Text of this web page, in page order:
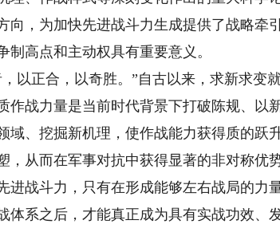
向，为加快先进战斗力生成提供了战略牵
制高点和主动权具有重要意义。
正合，以奇胜。”自古以来，求新求变就
作战力量是当前时代背景下打破陈规、以
域、挖掘新机理，使作战能力获得质的跃
，从而在军事对抗中获得显著的非对称优
进战斗力，只有在形成能够左右战局的力
体系之后，才能真正成为具有实战功效、